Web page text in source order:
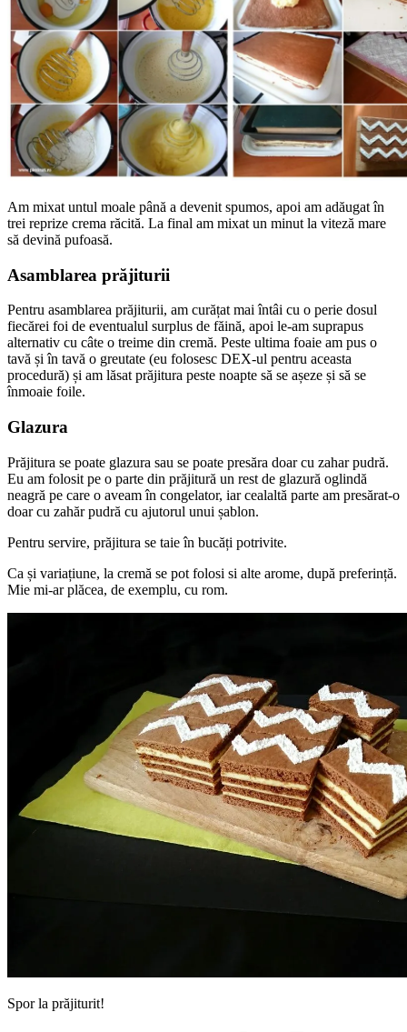
Am mixat untul moale până a devenit spumos, apoi am adăugat în
trei reprize crema răcită. La final am mixat un minut la viteză mare
să devină pufoasă.
Asamblarea prăjiturii
Pentru asamblarea prăjiturii, am curățat mai întâi cu o perie dosul
fiecărei foi de eventualul surplus de făină, apoi le-am suprapus
alternativ cu câte o treime din cremă. Peste ultima foaie am pus o
tavă și în tavă o greutate (eu folosesc DEX-ul pentru aceasta
procedură) și am lăsat prăjitura peste noapte să se așeze și să se
înmoaie foile.
Glazura
Prăjitura se poate glazura sau se poate presăra doar cu zahar pudră.
Eu am folosit pe o parte din prăjitură un rest de glazură oglindă
neagră pe care o aveam în congelator, iar cealaltă parte am presărat-o
doar cu zahăr pudră cu ajutorul unui șablon.
Pentru servire, prăjitura se taie în bucăți potrivite.
Ca și variațiune, la cremă se pot folosi si alte arome, după preferință.
Mie mi-ar plăcea, de exemplu, cu rom.
Spor la prăjiturit!